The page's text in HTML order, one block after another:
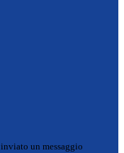
un messaggio